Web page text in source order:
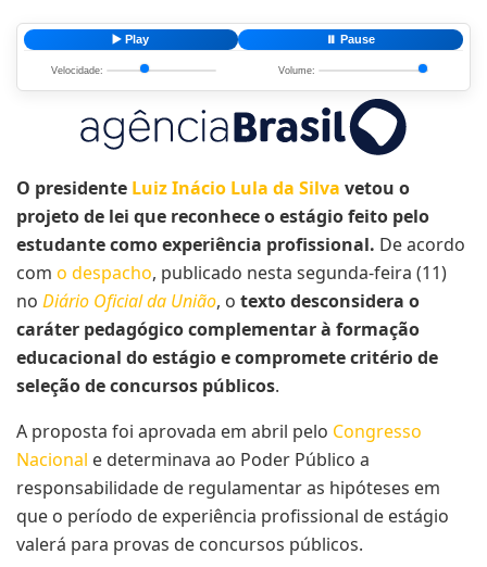
▶️ Play ⏸️ Pause
Velocidade: Volume:
O presidente Luiz Inácio Lula da Silva vetou o
projeto de lei que reconhece o estágio feito pelo
estudante como experiência profissional. De acordo
com o despacho, publicado nesta segunda-feira (11)
no Diário Oficial da União, o texto desconsidera o
caráter pedagógico complementar à formação
educacional do estágio e compromete critério de
seleção de concursos públicos.
A proposta foi aprovada em abril pelo Congresso
Nacional e determinava ao Poder Público a
responsabilidade de regulamentar as hipóteses em
que o período de experiência profissional de estágio
valerá para provas de concursos públicos.